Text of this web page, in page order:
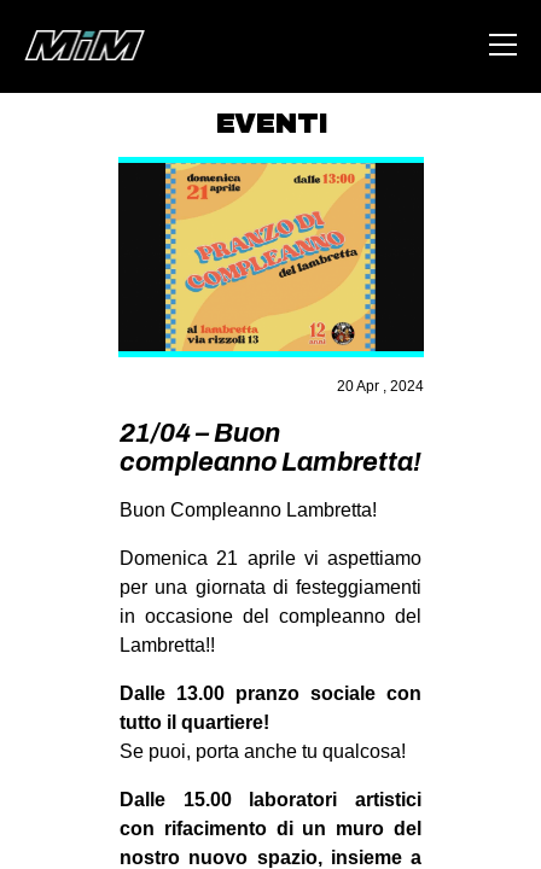
ABOUT
AREA
DEGENERAZIONE
GAZA FREESTYLE
CSOA LAMBRETTA
MSM
STUDENTI TSUNAMI
ZAM
MILANO
MOBILITAZIONI
MOVIMENTI
ANTIFASCISMO
DIRITTO ALL’ABITARE
EVENTI
20 Apr , 2024
21/04 – Buon
compleanno Lambretta!
Buon Compleanno Lambretta!
Domenica 21 aprile vi aspettiamo
per una giornata di festeggiamenti
in occasione del compleanno del
Lambretta!!
Dalle 13.00 pranzo sociale con
tutto il quartiere!
Se puoi, porta anche tu qualcosa!
Dalle 15.00 laboratori artistici
con rifacimento di un muro del
nostro nuovo spazio, insieme a